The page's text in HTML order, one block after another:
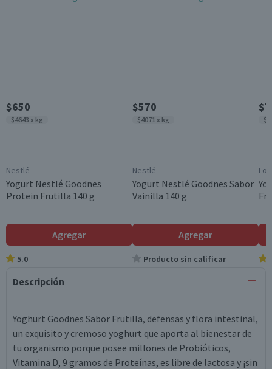
$650
$4643 x kg
Nestlé
Yogurt Nestlé Goodnes
Protein Frutilla 140 g
Agregar
5.0
$570
$4071 x kg
Nestlé
Yogurt Nestlé Goodnes Sabor
Vainilla 140 g
Agregar
Producto sin calificar
Descripción
Yoghurt Goodnes Sabor Frutilla, defensas y flora intestinal,
un exquisito y cremoso yoghurt que aporta al bienestar de
tu organismo porque posee millones de Probióticos,
Vitamina D, 9 gramos de Proteínas, es libre de lactosa y ¡sin